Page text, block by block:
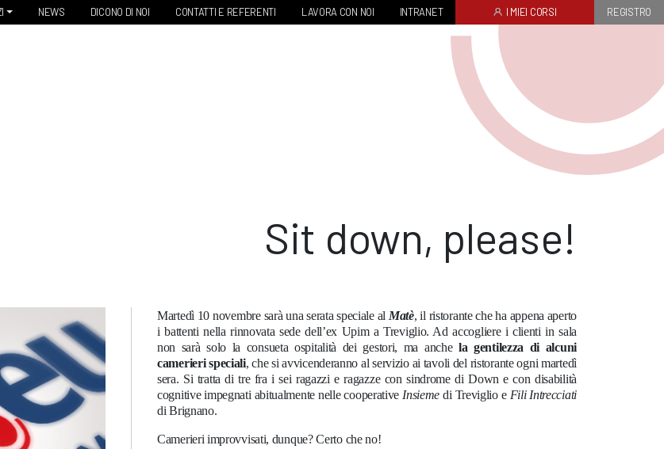
NEWS DICONO DI NOI CONTATTI E REFERENTI LAVORA CON NOI INTRANET I MIEI CORSI REGISTRO
Sit down, please!
Martedì 10 novembre sarà una serata speciale al Matè, il ristorante che ha appena aperto
i battenti nella rinnovata sede dell’ex Upim a Treviglio. Ad accogliere i clienti in sala
non sarà solo la consueta ospitalità dei gestori, ma anche la gentilezza di alcuni
camerieri speciali, che si avvicenderanno al servizio ai tavoli del ristorante ogni martedì
sera. Si tratta di tre fra i sei ragazzi e ragazze con sindrome di Down e con disabilità
cognitive impegnati abitualmente nelle cooperative Insiemedi Treviglio e Fili Intrecciati
di Brignano.
Camerieri improvvisati, dunque? Certo che no!